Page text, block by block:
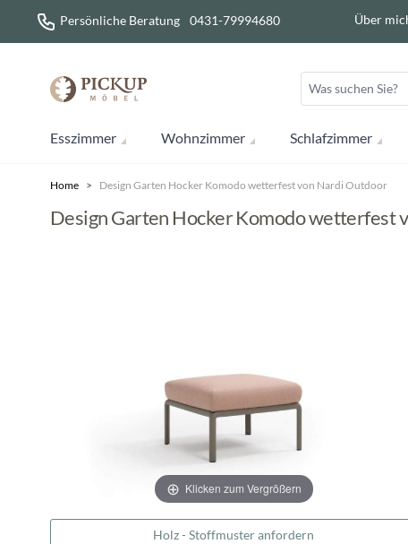
Direkt zum Inhalt
Persönliche Beratung 0431-79994680 Über
Esszimmer Wohnzimmer Schlafzimmer
Home > Design Garten Hocker Komodo wetterfest von Nardi Outdoor
Design Garten Hocker Komodo wetterfest
Klicken zum Vergrößern
Holz - Stoffmuster anfordern